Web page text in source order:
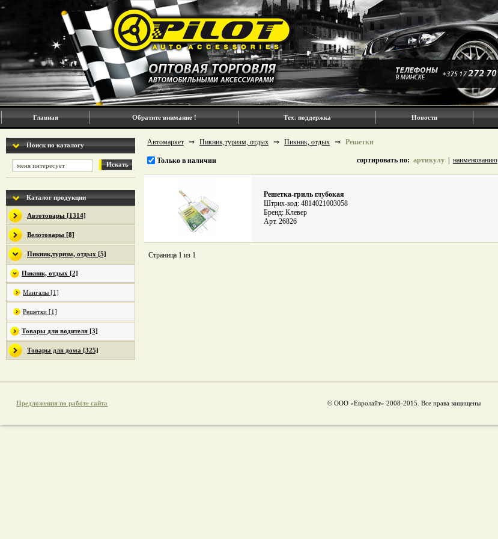
Главная Обратите внимание ! Тех. поддержка Новости
Поиск по каталогу
Искать
Каталог продукции
Автотовары [1314]
Велотовары [8]
Пикник,туризм, отдых [5]
Пикник, отдых [2]
Мангалы [1]
Решетки [1]
Товары для водителя [3]
Товары для дома [325]
Автомаркет ⇒ Пикник,туризм, отдых ⇒ Пикник, отдых ⇒ Решетки
Только в наличии сортировать по: артикулу наименованию
Решетка-гриль глубокая
Штрих-код: 4814021003058
Бренд: Клевер
Арт. 26826
Страница 1 из 1
Предложения по работе сайта © ООО «Евролайт» 2008-2015. Все права защищены